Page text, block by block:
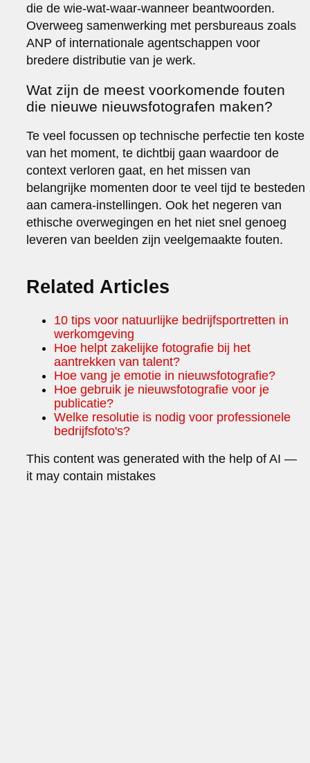
die de wie-wat-waar-wanneer beantwoorden.
Overweeg samenwerking met persbureaus zoals
ANP of internationale agentschappen voor
bredere distributie van je werk.
Wat zijn de meest voorkomende fouten
die nieuwe nieuwsfotografen maken?
Te veel focussen op technische perfectie ten koste
van het moment, te dichtbij gaan waardoor de
context verloren gaat, en het missen van
belangrijke momenten door te veel tijd te besteden
aan camera-instellingen. Ook het negeren van
ethische overwegingen en het niet snel genoeg
leveren van beelden zijn veelgemaakte fouten.
Related Articles
10 tips voor natuurlijke bedrijfsportretten in
werkomgeving
Hoe helpt zakelijke fotografie bij het
aantrekken van talent?
Hoe vang je emotie in nieuwsfotografie?
Hoe gebruik je nieuwsfotografie voor je
publicatie?
Welke resolutie is nodig voor professionele
bedrijfsfoto's?
This content was generated with the help of AI —
it may contain mistakes